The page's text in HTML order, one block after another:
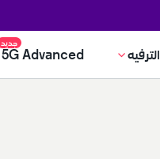
الترفيه 5G Advanced
جديد